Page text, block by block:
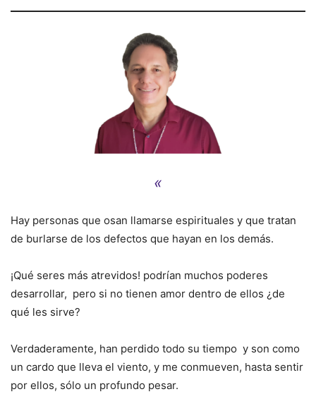
«
Hay personas que osan llamarse espirituales y que tratan
de burlarse de los defectos que hayan en los demás.
¡Qué seres más atrevidos! podrían muchos poderes
desarrollar, pero si no tienen amor dentro de ellos ¿de
qué les sirve?
Verdaderamente, han perdido todo su tiempo y son como
un cardo que lleva el viento, y me conmueven, hasta sentir
por ellos, sólo un profundo pesar.